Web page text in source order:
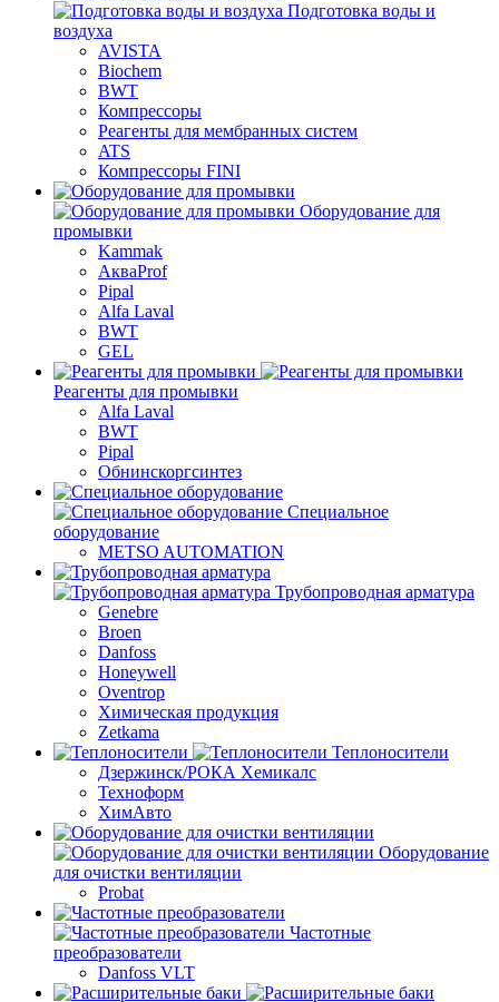
Подготовка воды и
воздуха
AVISTA
Biochem
BWT
Компрессоры
Реагенты для мембранных систем
ATS
Компрессоры FINI
Оборудование для
промывки
Kammak
АкваProf
Pipal
Alfa Laval
BWT
GEL
Реагенты для промывки
Alfa Laval
BWT
Pipal
Обнинскоргсинтез
Специальное
оборудование
METSO AUTOMATION
Трубопроводная арматура
Genebre
Broen
Danfoss
Honeywell
Oventrop
Химическая продукция
Zetkama
Теплоносители
Дзержинск/РОКА Хемикалс
Техноформ
ХимАвто
Оборудование
для очистки вентиляции
Probat
Частотные
преобразователи
Danfoss VLT